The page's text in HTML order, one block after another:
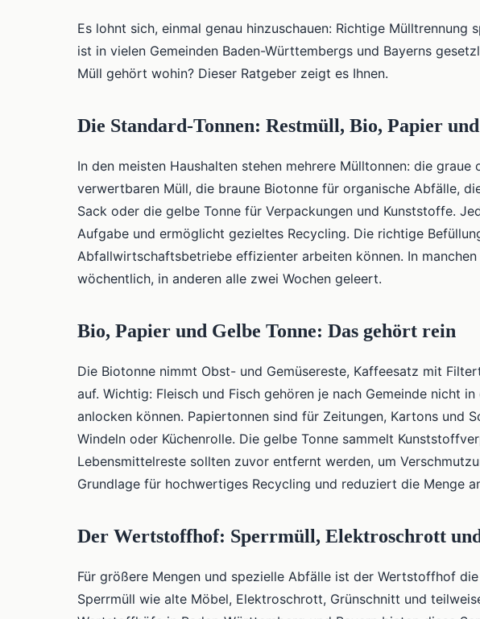
Es lohnt sich, einmal genau hinzuschauen: Richtige Mülltrennung
ist in vielen Gemeinden Baden-Württembergs und Bayerns
Müll gehört wohin? Dieser Ratgeber zeigt es Ihnen.
Die Standard-Tonnen: Restmüll, Bio, Papier
In den meisten Haushalten stehen mehrere Mülltonnen: die
verwertbaren Müll, die braune Biotonne für organische Abfälle,
Sack oder die gelbe Tonne für Verpackungen und Kunststoffe.
Aufgabe und ermöglicht gezieltes Recycling. Die richtige
Abfallwirtschaftsbetriebe effizienter arbeiten können. In manchen
wöchentlich, in anderen alle zwei Wochen geleert.
Bio, Papier und Gelbe Tonne: Das gehört rein
Die Biotonne nimmt Obst- und Gemüsereste, Kaffeesatz mit
auf. Wichtig: Fleisch und Fisch gehören je nach Gemeinde nicht
anlocken können. Papiertonnen sind für Zeitungen, Kartons und
Windeln oder Küchenrolle. Die gelbe Tonne sammelt
Lebensmittelreste sollten zuvor entfernt werden, um
Grundlage für hochwertiges Recycling und reduziert die Menge
Der Wertstoffhof: Sperrmüll, Elektroschrott
Für größere Mengen und spezielle Abfälle ist der Wertstoffhof
Sperrmüll wie alte Möbel, Elektroschrott, Grünschnitt und